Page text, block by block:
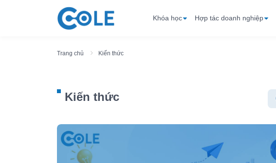
Khóa học Hợp tác doanh nghiệp
Trang chủ Kiến thức
Kiến thức